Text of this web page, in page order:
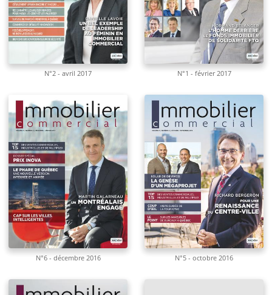
N°2 - avril 2017 N°1 - février 2017
N°6 - décembre 2016 N°5 - octobre 2016